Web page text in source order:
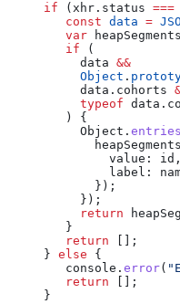
if ( xhr . status ===
   const
data =
   var
heapSegments
   if
(
     data
&&
     Object
.
     data
. cohorts
     typeof
data .
   ) {
     Object
. entries
       heapSegments
         value:
id ,
         label:
       });
     });
     return
   }
   return
[];
} else {
   console
. error(
   return
[];
}